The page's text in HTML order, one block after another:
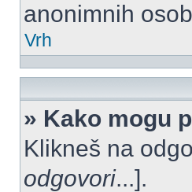
anonimnih
Vrh
» Kako mogu
Klikneš na
odgovori...].